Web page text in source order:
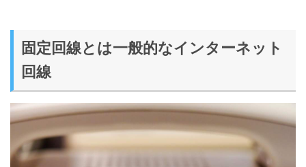
固定回線とは一般的なインターネット
回線